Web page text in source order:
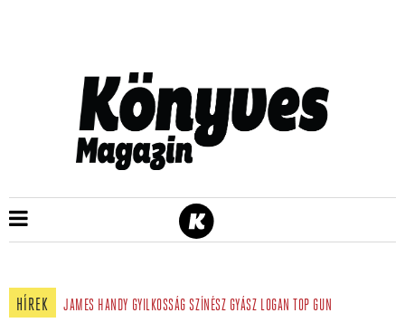
HÍREK JAMES HANDY GYILKOSSÁG SZÍNÉSZ GYÁSZ LOGAN TOP GUN